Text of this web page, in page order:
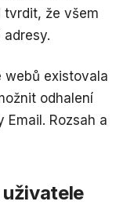
tvrdit, že všem
webů existovala
odhalení
Rozsah a